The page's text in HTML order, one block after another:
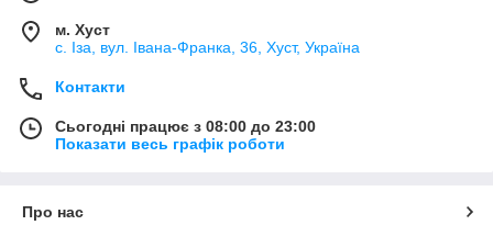
м. Хуст
с. Іза, вул. Івана-Франка, 36, Хуст, Україна
Контакти
Сьогодні працює з 08:00 до 23:00
Показати весь графік роботи
Про нас